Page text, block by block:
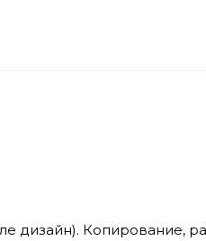
дизайн). Копирование,